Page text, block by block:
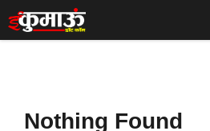
Skip
to
Nothing Found